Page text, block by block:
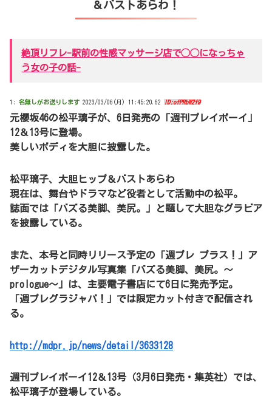
＆バストあらわ！
絶頂リフレ-駅前の性感マッサージ店で◯◯になっちゃ
う女の子の話-
1: 名無しがお送りします 2023/03/06(月) 11:45:20.62 ID:ofPRbW2f9
元櫻坂46の松平璃子が、6日発売の「週刊プレイボーイ」
12＆13号に登場。
美しいボディを大胆に披露した。
松平璃子、大胆ヒップ＆バストあらわ
現在は、舞台やドラマなど役者として活動中の松平。
誌面では「バズる美脚、美尻。」と題して大胆なグラビア
を披露している。
また、本号と同時リリース予定の「週プレ プラス！」ア
ザーカットデジタル写真集「バズる美脚、美尻。～
prologue～」は、主要電子書店にて6日に発売予定。
「週プレグラジャパ！」では限定カット付きで配信され
る。
http://mdpr.jp/news/detail/3633128
週刊プレイボーイ12＆13号（3月6日発売・集英社）では、
松平璃子が登場している。